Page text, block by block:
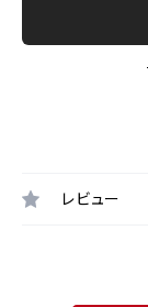
レビュー